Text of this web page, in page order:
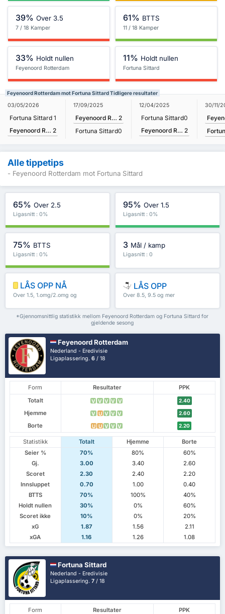
39% Over 3.5
7 / 18 Kamper
61% BTTS
11 / 18 Kamper
33% Holdt nullen
Feyenoord Rotterdam
11% Holdt nullen
Fortuna Sittard
Feyenoord Rotterdam mot Fortuna Sittard Tidligere resultater
03/05/2026
Fortuna Sittard 1
Feyenoord Rotterdam 2
17/09/2025
Feyenoord Rotterdam 2
Fortuna Sittard0
12/04/2025
Fortuna Sittard0
Feyenoord Rotterdam 2
30/11/
Alle tippetips
- Feyenoord Rotterdam mot Fortuna Sittard
65% Over 2.5
Ligasnitt : 0%
95% Over 1.5
Ligasnitt : 0%
75% BTTS
Ligasnitt : 0%
3 Mål / kamp
Ligasnitt : 0
LÅS OPP NÅ
Over 1.5, 1.omg/2.omg og
LÅS OPP
Over 8.5, 9.5 og mer
*Gjennomsnittlig statistikk mellom Feyenoord Rotterdam og Fortuna Sittard for
gjeldende sesong
Feyenoord Rotterdam
Nederland - Eredivisie
Ligaplassering.6 / 18
Form Resultater
PPK
Totalt
V V V V V 2.40
Hjemme V U V V V 2.60
Borte U U V V V 2.20
Statistikk Totalt Hjemme
Borte
Seier %
70% 80%
60%
Gj.
3.00 3.40
2.60
Scoret
2.30 2.40
2.20
Innsluppet
0.70 1.00
0.40
BTTS
70% 100%
40%
Holdt nullen
30% 0%
60%
Scoret ikke
10% 0%
20%
xG
1.87 1.56
2.11
xGA
1.16 1.26 1.08
Fortuna Sittard
Nederland - Eredivisie
Ligaplassering.7 / 18
Form Resultater
PPK